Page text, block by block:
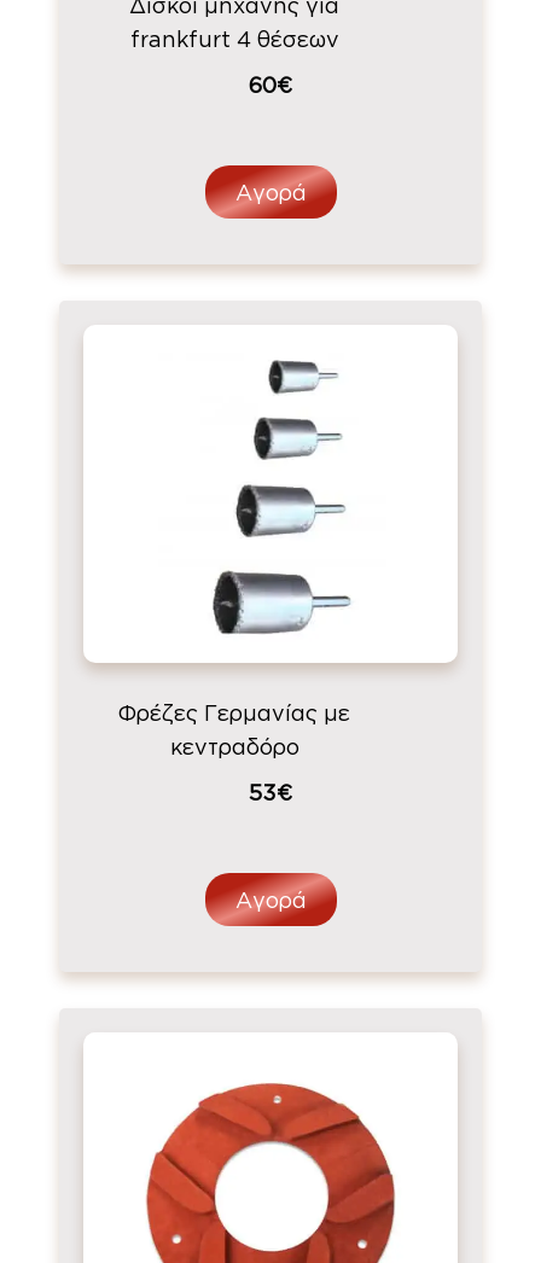
Δίσκοι μηχανής για
frankfurt 4 θέσεων
60€
Αγορά
Φρέζες Γερμανίας με
κεντραδόρο
53€
Αγορά